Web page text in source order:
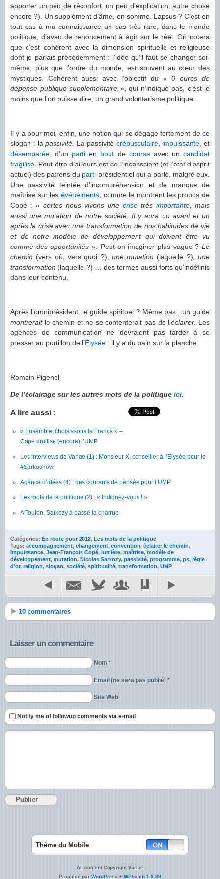
apporter un peu de réconfort, un peu d’explication, autre chose
encore ?). Un supplément d’âme, en somme. Lapsus ? C’est en
tout cas à ma connaissance un cas très rare, dans le monde
politique, d’aveu de renoncement à agir sur le réel. On notera
que c’est cohérent avec la dimension spirituelle et religieuse
dont je parlais précédemment : l’idée qu’il faut se changer soi-
même, plus que l’ordre du monde, est souvent au cœur des
mystiques. Cohérent aussi avec l’objectif du « 0 euros de
dépense publique supplémentaire », qui n’indique pas, c’est le
moins que l’on puisse dire, un grand volontarisme politique.
Il y a pour moi, enfin, une notion qui se dégage fortement de ce
slogan : lapassivité . La passivité crépusculaire, impuissante , et
désemparée , d’un parti en bout de courseavec uncandidat
fragilisé . Peut-être d’ailleurs est-ce l’inconscient (et l’état d’esprit
actuel) des patrons du parti présidentiel qui a parlé, malgré eux.
Une passivité teintée d’incompréhension et de manque de
maîtrise sur les événements , comme le montrent les propos de
Copé : « certes nous vivons une crise très importante , mais
aussi une mutation de notre société. Il y aura un avant et un
après la crise avec une transformation de nos habitudes de vie
et de notre modèle de développement qui doivent être vu
comme des opportunités ». Peut-on imaginer plus vague ?Le
chemin (vers où, vers quoi ?), une mutation (laquelle ?),une
transformation (laquelle ?) … des termes aussi forts qu’indéfinis
dans leur contenu.
Après l’omniprésident, le guide spirituel ? Même pas : un guide
montreraitle chemin et ne se contenterait pas de l’éclairer . Les
agences de communication ne devraient pas tarder à se
presser au portillon de l’Élysée : il y a du pain sur la planche.
Romain Pigenel
De l’éclairage sur les autres mots de la politique ici.
A lire aussi :
« Ensemble, choisissons la France » –
Copé droitise (encore) l’UMP
Les interviews de Variae (1) : Monsieur X, conseiller à l’Elysée pour le
#Sarkoshow
Agence d’idées (4) : des courants de pensée pour l’UMP
Les mots de la politique (2) : « Indignez-vous ! »
A Toulon, Sarkozy a passé la charrue
Catégories: En route pour 2012, Les mots de la politique
Tags: accompagnement, changement, convention, éclairer le chemin,
impuissance, Jean-François Copé, lumière, maîtrise, modèle de
développement, mutation, Nicolas Sarkozy, passivité, programme, ps, règle
d'or, religion, slogan, société, spiritualité, transformation, UMP
10 commentaires
Laisser un commentaire
Nom *
Email (ne sera pas publié) *
Site Web
Notify me of followup comments via e-mail
Théme du Mobile
All content Copyright Variae
Propulsé parWordPress + WPtouch 1.9.39